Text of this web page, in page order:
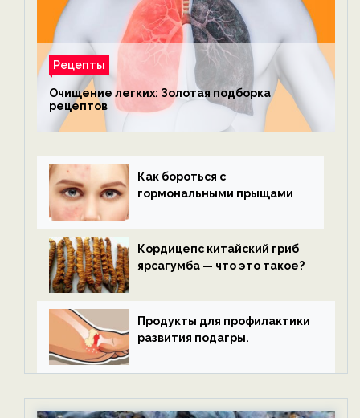
Рецепты
Очищение легких: Золотая подборка
рецептов
Как бороться с
гормональными прыщами
Кордицепс китайский гриб
ярсагумба — что это такое?
Продукты для профилактики
развития подагры.